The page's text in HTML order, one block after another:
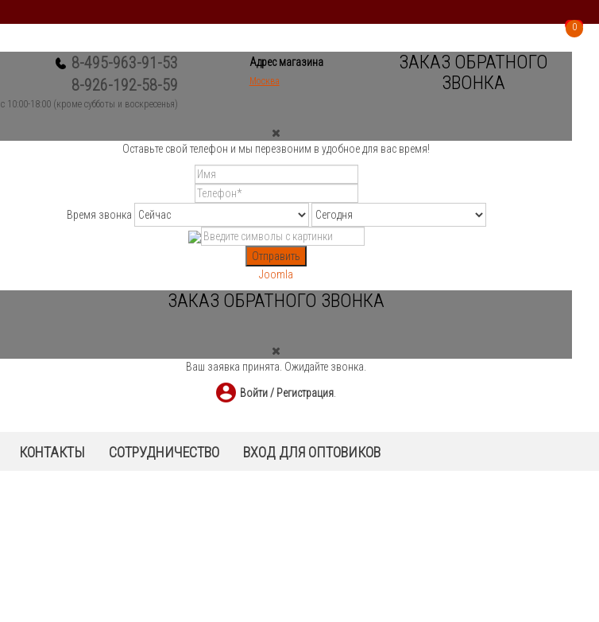
8-495-963-91-53
8-926-192-58-59
c 10:00-18:00 (кроме субботы и воскресенья)
Адрес магазина
Москва
ЗАКАЗ ОБРАТНОГО
ЗВОНКА
Оставьте свой телефон и мы перезвоним в удобное для вас время!
Время звонка
Отправить
Joomla
ЗАКАЗ ОБРАТНОГО ЗВОНКА
Ваш заявка принята. Ожидайте звонка.
Войти / Регистрация
00
КОНТАКТЫ СОТРУДНИЧЕСТВО ВХОД ДЛЯ ОПТОВИКОВ